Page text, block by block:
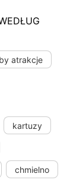
atrakcje
kartuzy
chmielno